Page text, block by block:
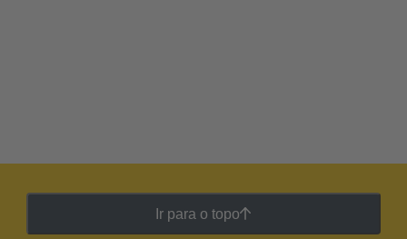
Ir para o topo